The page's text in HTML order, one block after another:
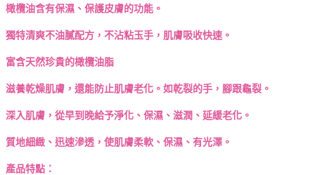
橄欖油含有保濕、保護皮膚的功能。
獨特清爽不油膩配方，不沾粘玉手，肌膚吸收快速。
富含天然珍貴的橄欖油脂
滋養乾燥肌膚，還能防止肌膚老化。如乾裂的手，腳跟龜裂。
深入肌膚，從早到晚給予淨化、保濕、滋潤、延緩老化。
質地細緻、迅速滲透，使肌膚柔軟、保濕、有光澤。
產品特點：